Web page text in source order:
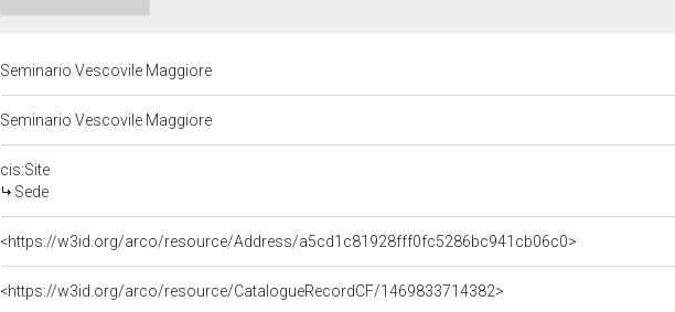
Seminario Vescovile Maggiore
Seminario Vescovile Maggiore
cis:Site
Sede
<https://w3id.org/arco/resource/Address/a5cd1c81928fff0fc5286bc941cb06c0>
<https://w3id.org/arco/resource/CatalogueRecordCF/1469833714382>